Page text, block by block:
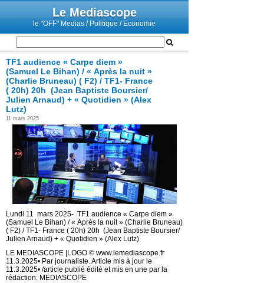
Le Mediascope
le "OFF" Medias / Politique / Economie
TF1 audience « Carpe diem »
(Samuel Le Bihan) / « Après la nuit »
(Charlie Bruneau) ( F2) / TF1- France
( 20h) 20h (Jean Baptiste Boursier/
Julien Arnaud) + « Quotidien » (Alex
Lutz)
11 mars 2025
Lundi 11 mars 2025- TF1 audience « Carpe diem »
(Samuel Le Bihan) / « Après la nuit » (Charlie Bruneau)
( F2) / TF1- France ( 20h) 20h (Jean Baptiste Boursier/
Julien Arnaud) + « Quotidien » (Alex Lutz)
LE MEDIASCOPE |LOGO © www.lemediascope.fr
11.3.2025• Par journaliste. Article mis à jour le
11.3.2025• /article publié édité et mis en une par la
rédaction. MEDIASCOPE